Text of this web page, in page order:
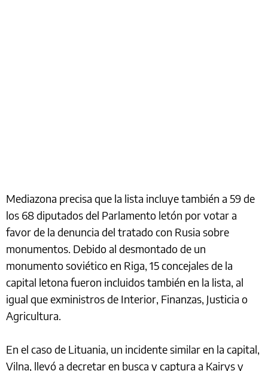
Mediazona precisa que la lista incluye también a 59 de
los 68 diputados del Parlamento letón por votar a
favor de la denuncia del tratado con Rusia sobre
monumentos. Debido al desmontado de un
monumento soviético en Riga, 15 concejales de la
capital letona fueron incluidos también en la lista, al
igual que exministros de Interior, Finanzas, Justicia o
Agricultura.
En el caso de Lituania, un incidente similar en la capital,
Vilna, llevó a decretar en busca y captura a Kairys y